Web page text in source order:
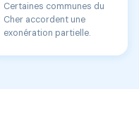
Certaines communes du
Cher accordent une
exonération partielle.